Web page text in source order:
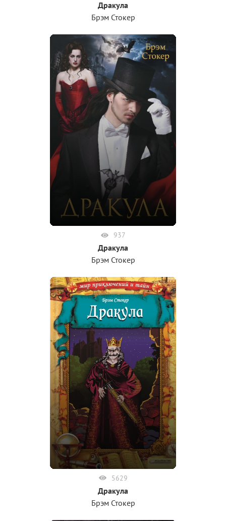
Дракула
Брэм Стокер
937
Дракула
Брэм Стокер
5629
Дракула
Брэм Стокер